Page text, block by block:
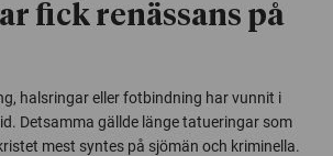
fick renässans på
halsringar eller fotbindning har vunnit i
Detsamma gällde länge tatueringar som
mest syntes på sjömän och kriminella.